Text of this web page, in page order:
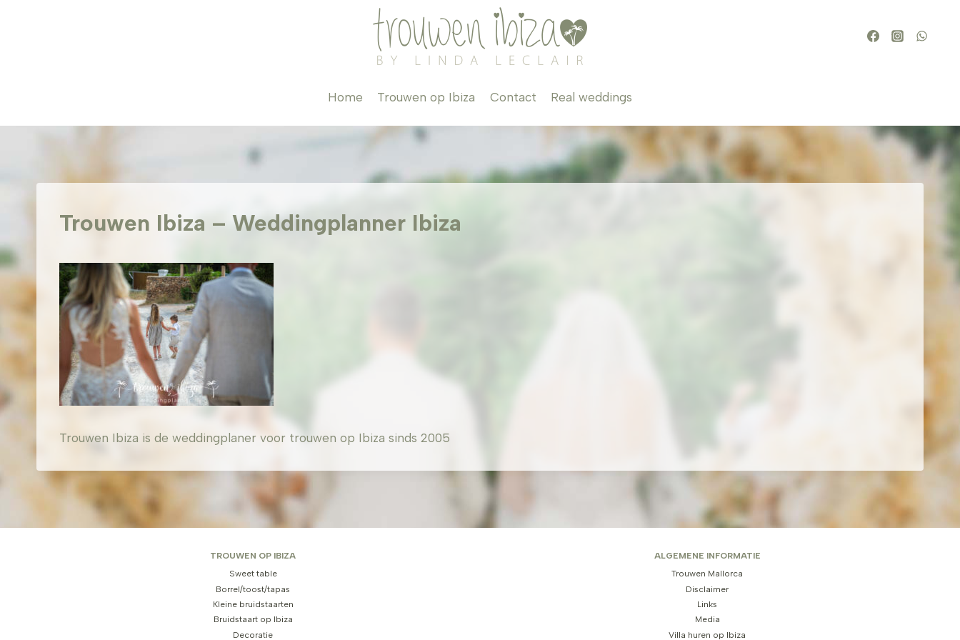
Home Trouwen op Ibiza Contact Real weddings
Trouwen Ibiza – Weddingplanner Ibiza
Trouwen Ibiza is de weddingplaner voor trouwen op Ibiza sinds 2005
TROUWEN OP IBIZA
Sweet table
Borrel/toost/tapas
Kleine bruidstaarten
Bruidstaart op Ibiza
Decoratie
ALGEMENE INFORMATIE
Trouwen Mallorca
Disclaimer
Links
Media
Villa huren op Ibiza